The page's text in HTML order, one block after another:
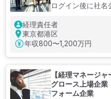
ログイン後に社名
経理責任者
東京都港区
年収800〜1,200万円
【経理マネージ
グロース上場企業
フォーム企業